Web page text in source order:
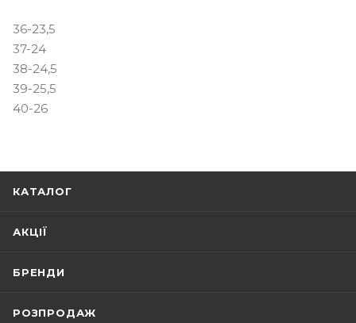
36-23,5
37-24
38-24,5
39-25,5
40-26
КАТАЛОГ
АКЦІЇ
БРЕНДИ
РОЗПРОДАЖ